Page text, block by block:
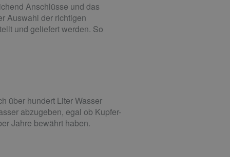
Anschlüsse und das
Auswahl der richtigen
und geliefert werden. So
über hundert Liter Wasser
abzugeben, egal ob Kupfer-
Jahre bewährt haben.